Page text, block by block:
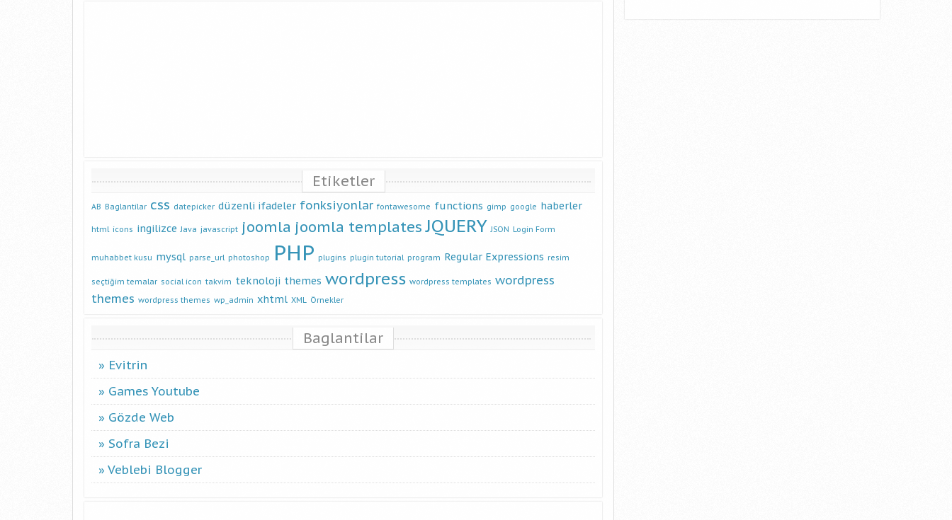
Etiketler
AB Baglantilar css datepicker düzenli ifadeler fonksiyonlar fontawesome functions gimp google haberler
html icons ingilizce Java javascript joomla joomla templates JQUERY JSON Login Form
muhabbet kusu mysql parse_url photoshop PHP plugins plugin tutorial program Regular Expressions resim
seçtiğim temalar social icon takvim teknoloji themes wordpress wordpress templates wordpress
themes wordpress themes wp_admin xhtml XML Örnekler
Baglantilar
Evitrin
Games Youtube
Gözde Web
Sofra Bezi
Veblebi Blogger